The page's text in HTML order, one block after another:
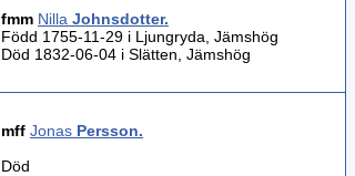
fmm Nilla Johnsdotter.
Född 1755-11-29 i Ljungryda, Jämshög
Död 1832-06-04 i Slätten, Jämshög
mff Jonas Persson.
Död